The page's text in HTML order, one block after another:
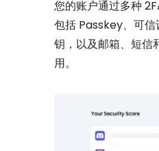
您的账户通过多种
包括 Passkey、可
钥，以及邮箱、短信
用。